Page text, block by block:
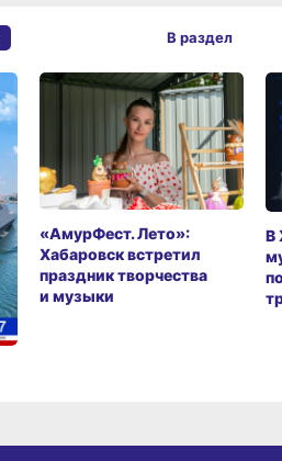
«АмурФест. Лето»:
Хабаровск встретил
праздник творчества
и музыки
В
В раздел